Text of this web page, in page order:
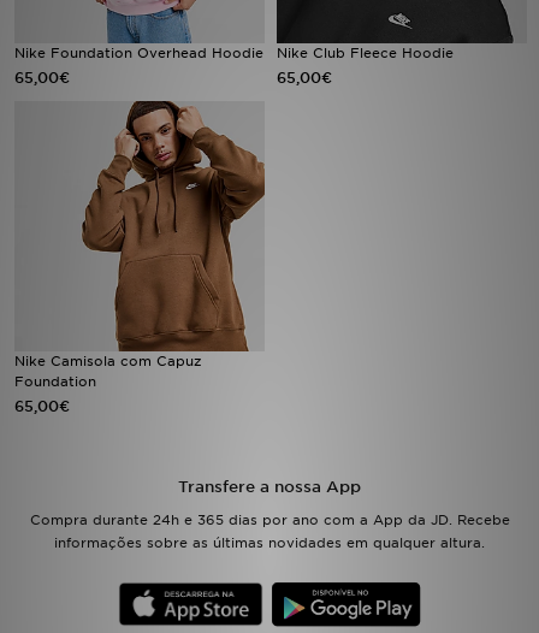
Nike Foundation Overhead Hoodie
65,00€
Nike Club Fleece Hoodie
65,00€
Nike Camisola com Capuz
Foundation
65,00€
Transfere a nossa App
Compra durante 24h e 365 dias por ano com a App da JD. Recebe
informações sobre as últimas novidades em qualquer altura.
VER MARCAS
LOCALIZADOR DE LOJAS
MENSAGENS
SUBSCREVE
ESTADO DO TEU PEDIDO
FAZ DOWNLOAD DA APP
TRABALHA CONNOSCO